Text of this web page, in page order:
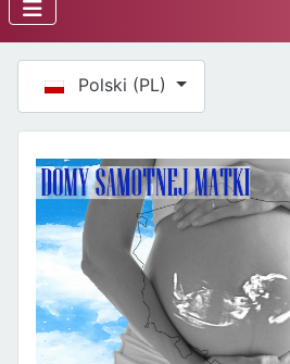
Wybierz swój język
Polski (PL)